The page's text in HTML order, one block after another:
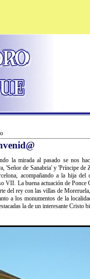
la mirada al pasado se nos
'Señor de Sanabria' y 'Príncipe de
acompañando a la hija del
VII. La buena actuación de Ponce
del rey con las villas de
a los monumentos de la
la de un interesante Cristo